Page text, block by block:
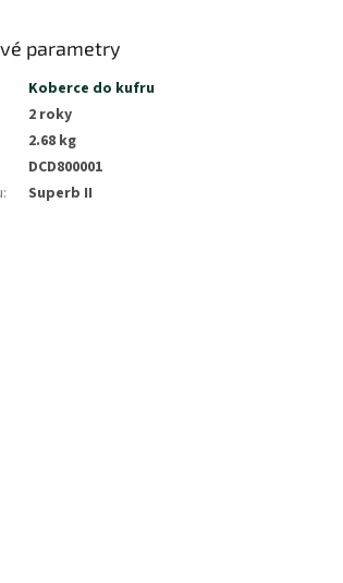
parametry
Koberce do kufru
2 roky
2.68 kg
DCD800001
: Superb II